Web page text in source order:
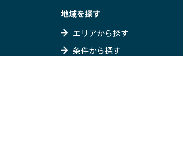
地域を探す
エリアから探す
条件から探す